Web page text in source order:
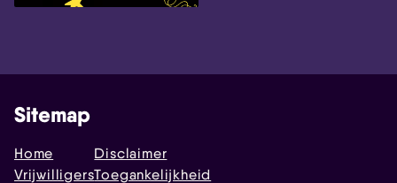
Sitemap
Home
Vrijwilligers
Disclaimer
Toegankelijkheid